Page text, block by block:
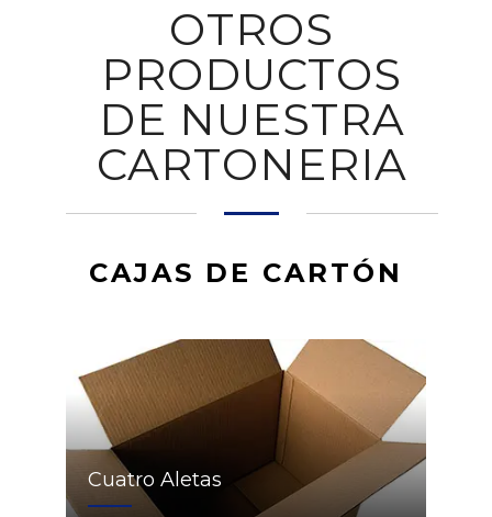
OTROS
PRODUCTOS
DE NUESTRA
CARTONERIA
CAJAS DE CARTÓN
Cuatro Aletas